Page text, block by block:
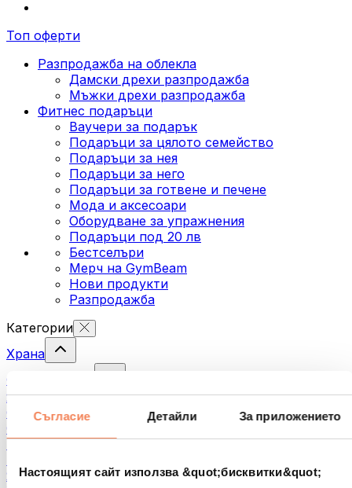
Съгласие Детайли За приложението
Настоящият сайт използва &quot;бисквитки&quot;
Топ оферти
Разпродажба на облекла
Дамски дрехи разпродажба
Мъжки дрехи разпродажба
Фитнес подаръци
Ваучери за подарък
Подаръци за цялото семейство
Подаръци за нея
Подаръци за него
Подаръци за готвене и печене
Мода и аксесоари
Оборудване за упражнения
Подаръци под 20 лв
Бестселъри
Мерч на GymBeam
Нови продукти
Разпродажба
Категории
Храна
Фитнес храна
Ядки
Семена
Спредове и кремове за мазане
Риба
Яйца